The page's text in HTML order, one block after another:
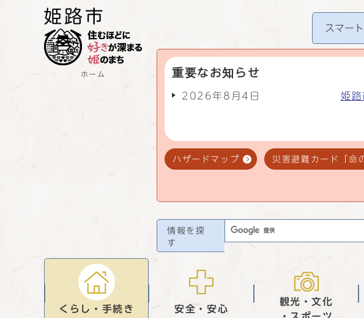
ホーム
スマート
重要なお知らせ
2026年8月4日 姫
ハザードマップ 災害避難カード「命
情報を探
す
くらし・手続き 安全・安心
観光・文化